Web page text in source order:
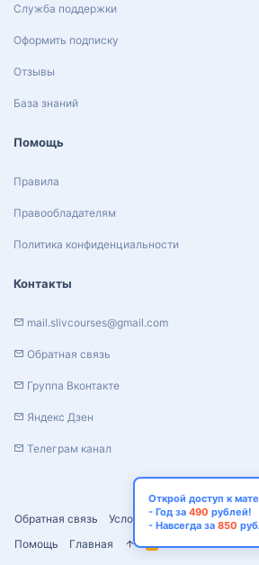
Обратная связь Условия и правила
Помощь
Главная
Служба поддержки
Оформить подписку
Отзывы
База знаний
Помощь
Правила
Правообладателям
Политика конфиденциальности
Контакты
mail.slivcourses@gmail.com
Обратная связь
Группа Вконтакте
Яндекс Дзен
Телеграм канал
Открой доступ к
- Год за 490 рублей!
- Навсегда за 850